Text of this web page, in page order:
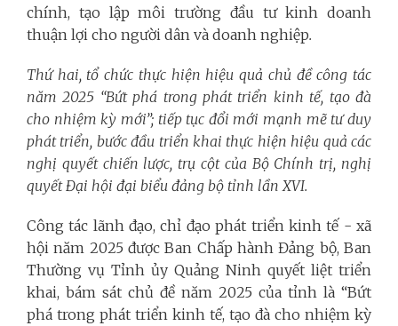
chính, tạo lập môi trường đầu tư kinh doanh
thuận lợi cho người dân và doanh nghiệp.
Thứ hai, tổ chức thực hiện hiệu quả chủ đề công tác
năm 2025 “Bứt phá trong phát triển kinh tế, tạo đà
cho nhiệm kỳ mới”; tiếp tục đổi mới mạnh mẽ tư duy
phát triển, bước đầu triển khai thực hiện hiệu quả các
nghị quyết chiến lược, trụ cột của Bộ Chính trị, nghị
quyết Đại hội đại biểu đảng bộ tỉnh lần XVI.
Công tác lãnh đạo, chỉ đạo phát triển kinh tế - xã
hội năm 2025 được Ban Chấp hành Đảng bộ, Ban
Thường vụ Tỉnh ủy Quảng Ninh quyết liệt triển
khai, bám sát chủ đề năm 2025 của tỉnh là “Bứt
phá trong phát triển kinh tế, tạo đà cho nhiệm kỳ